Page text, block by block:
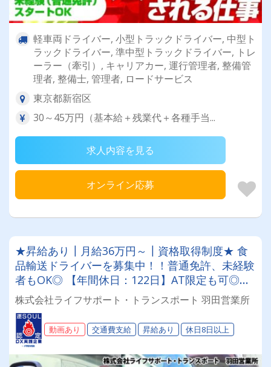
軽車両ドライバー, 小型トラックドライバー, 中型ト
ラックドライバー, 準中型トラックドライバー, トレ
ーラー（牽引）, キャリアカー, 運行管理者, 整備管
理者, 整備士, 管理者, ロードサービス
東京都新宿区
30～45万円（基本給＋残業代＋各種手当...
求人内容を見る
オンライン応募
★昇給あり┃月給36万円～┃資格取得制度★ 食
品輸送ドライバーを募集中！！普通免許、未経験
者もOK◎ 【年間休日：122日】AT限定も可◎ス
キルアップ応援します◎設立したばかりのフレッ
シュ企業です！
株式会社ライフサポート・トランスポート 羽田営業所
動画あり 交通費支給 昇給あり 休日8日以上